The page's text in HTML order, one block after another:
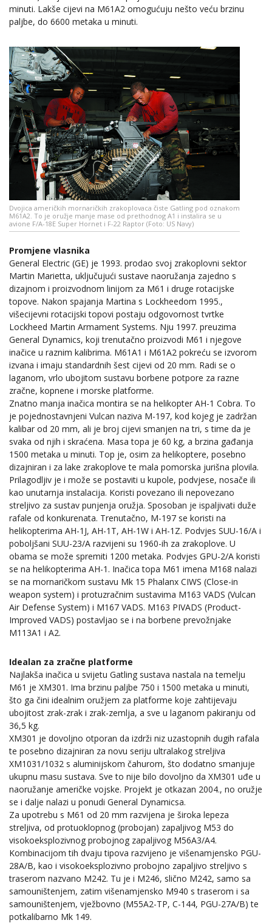
minuti. Lakše cijevi na M61A2 omogućuju nešto veću brzinu
paljbe, do 6600 metaka u minuti.
Dvojica američkih mornaričkih zrakoplovaca čiste Gatling pod oznakom
M61A2. To je oružje manje mase od prethodnog A1 i instalira se u
avione F/A-18E Super Hornet i F-22 Raptor (Foto: US Navy)
Promjene vlasnika
General Electric (GE) je 1993. prodao svoj zrakoplovni sektor
Martin Marietta, uključujući sustave naoružanja zajedno s
dizajnom i proizvodnom linijom za M61 i druge rotacijske
topove. Nakon spajanja Martina s Lockheedom 1995.,
višecijevni rotacijski topovi postaju odgovornost tvrtke
Lockheed Martin Armament Systems. Nju 1997. preuzima
General Dynamics, koji trenutačno proizvodi M61 i njegove
inačice u raznim kalibrima. M61A1 i M61A2 pokreću se izvorom
izvana i imaju standardnih šest cijevi od 20 mm. Radi se o
laganom, vrlo ubojitom sustavu borbene potpore za razne
zračne, kopnene i morske platforme.
Znatno manja inačica montira se na helikopter AH-1 Cobra. To
je pojednostavnjeni Vulcan naziva M-197, kod kojeg je zadržan
kalibar od 20 mm, ali je broj cijevi smanjen na tri, s time da je
svaka od njih i skraćena. Masa topa je 60 kg, a brzina gađanja
1500 metaka u minuti. Top je, osim za helikoptere, posebno
dizajniran i za lake zrakoplove te mala pomorska jurišna plovila.
Prilagodljiv je i može se postaviti u kupole, podvjese, nosače ili
kao unutarnja instalacija. Koristi povezano ili nepovezano
streljivo za sustav punjenja oružja. Sposoban je ispaljivati duže
rafale od konkurenata. Trenutačno, M-197 se koristi na
helikopterima AH-1J, AH-1T, AH-1W i AH-1Z. Podvjes SUU-16/A i
poboljšani SUU-23/A razvijeni su 1960-ih za zrakoplove. U
obama se može spremiti 1200 metaka. Podvjes GPU-2/A koristi
se na helikopterima AH-1. Inačica topa M61 imena M168 nalazi
se na mornaričkom sustavu Mk 15 Phalanx CIWS (Close-in
weapon system) i protuzračnim sustavima M163 VADS (Vulcan
Air Defense System) i M167 VADS. M163 PIVADS (Product-
Improved VADS) postavljao se i na borbene prevožnjake
M113A1 i A2.
Idealan za zračne platforme
Najlakša inačica u svijetu Gatling sustava nastala na temelju
M61 je XM301. Ima brzinu paljbe 750 i 1500 metaka u minuti,
što ga čini idealnim oružjem za platforme koje zahtijevaju
ubojitost zrak-zrak i zrak-zemlja, a sve u laganom pakiranju od
36,5 kg.
XM301 je dovoljno otporan da izdrži niz uzastopnih dugih rafala
te posebno dizajniran za novu seriju ultralakog streljiva
XM1031/1032 s aluminijskom čahurom, što dodatno smanjuje
ukupnu masu sustava. Sve to nije bilo dovoljno da XM301 uđe u
naoružanje američke vojske. Projekt je otkazan 2004., no oružje
se i dalje nalazi u ponudi General Dynamicsa.
Za upotrebu s M61 od 20 mm razvijena je široka lepeza
streljiva, od protuoklopnog (probojan) zapaljivog M53 do
visokoeksplozivnog probojnog zapaljivog M56A3/A4.
Kombinacijom tih dvaju tipova razvijeno je višenamjensko PGU-
28A/B, kao i visokoeksplozivno probojno zapaljivo streljivo s
traserom nazvano M242. Tu je i M246, slično M242, samo sa
samouništenjem, zatim višenamjensko M940 s traserom i sa
samouništenjem, vježbovno (M55A2-TP, C-144, PGU-27A/B) te
potkalibarno Mk 149.